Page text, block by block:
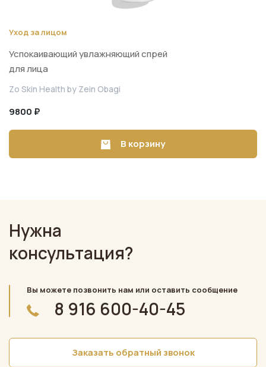
Уход за лицом
Успокаивающий увлажняющий спрей
для лица
Zo Skin Health by Zein Obagi
9800 ₽
В корзину
Нужна
консультация?
Вы можете позвонить нам или оставить сообщение
8 916 600-40-45
Заказать обратный звонок